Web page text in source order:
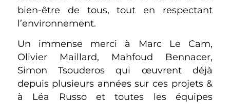
bien-être de tous, tout en respectant
l’environnement.
Un immense merci à Marc Le Cam,
Olivier Maillard, Mahfoud Bennacer,
Simon Tsouderos qui œuvrent déjà
depuis plusieurs années sur ces projets &
à Léa Russo et toutes les équipes